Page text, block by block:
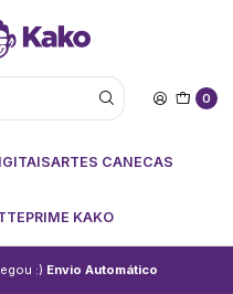
0
ARTES CANECAS
PRIME KAKO
:) Envio Automático